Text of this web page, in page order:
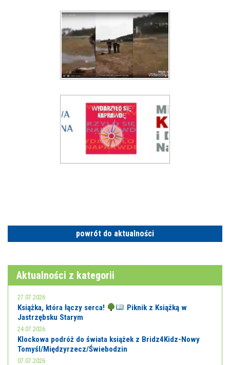
powrót do aktualności
Aktualności z kategorii
27.07.2026
Książka, która łączy serca!
Piknik z Książką w
Jastrzębsku Starym
24.07.2026
Klockowa podróż do świata książek z Bridz4Kidz-Nowy
Tomyśl/Międzyrzecz/Świebodzin
07.07.2026